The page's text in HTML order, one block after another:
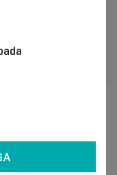
tahes